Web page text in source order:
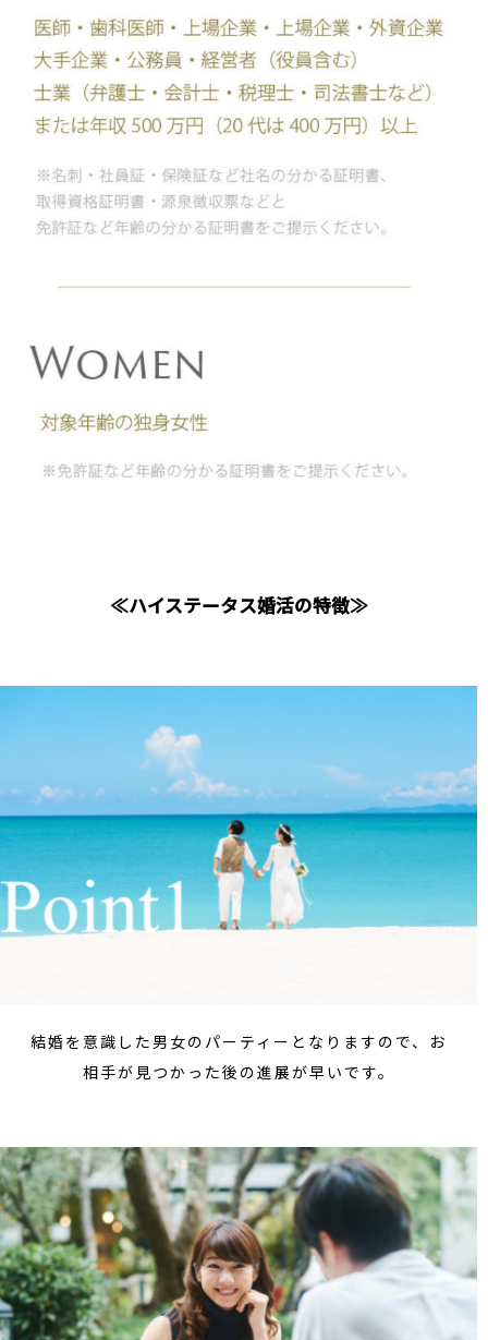
≪ハイステータス婚活の特徴≫
結婚を意識した男女のパーティーとなりますので、お
相手が見つかった後の進展が早いです。